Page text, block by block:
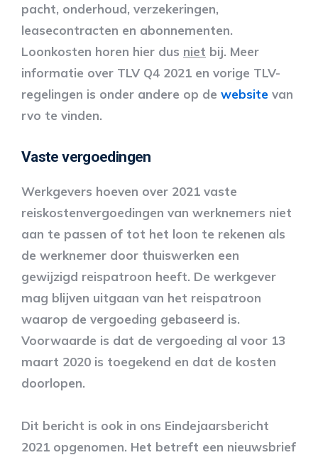
pacht, onderhoud, verzekeringen,
leasecontracten en abonnementen.
Loonkosten horen hier dus niet bij. Meer
informatie over TLV Q4 2021 en vorige TLV-
regelingen is onder andere op de website van
rvo te vinden.
Vaste vergoedingen
Werkgevers hoeven over 2021 vaste
reiskostenvergoedingen van werknemers niet
aan te passen of tot het loon te rekenen als
de werknemer door thuiswerken een
gewijzigd reispatroon heeft. De werkgever
mag blijven uitgaan van het reispatroon
waarop de vergoeding gebaseerd is.
Voorwaarde is dat de vergoeding al voor 13
maart 2020 is toegekend en dat de kosten
doorlopen.
Dit bericht is ook in ons Eindejaarsbericht
2021 opgenomen. Het betreft een nieuwsbrief